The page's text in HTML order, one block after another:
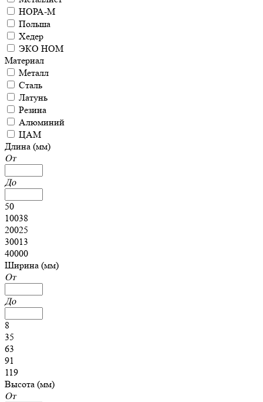
НОРА-М
Польша
Хедер
ЭКО НОМ
Материал
Металл
Сталь
Латунь
Резина
Алюминий
ЦАМ
Длина (мм)
От
До
50
10038
20025
30013
40000
Ширина (мм)
От
До
8
35
63
91
119
Высота (мм)
От